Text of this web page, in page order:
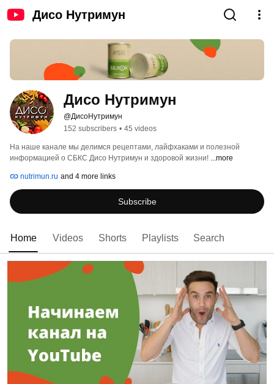
Дисо Нутримун
Дисо Нутримун
@ДисоНутримун
152 subscribers • 45 videos
На наше канале мы делимся рецептами, лайфхаками и полезной
информацией о СБКС Дисо Нутримун и здоровой жизни! ...more
nutrimun.ru and 4 more links
Subscribe
Home Videos Shorts Playlists Search